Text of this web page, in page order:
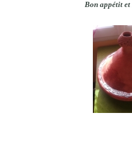
Bon appétit et